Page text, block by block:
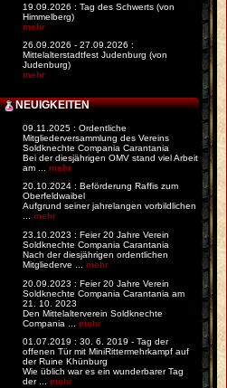
19.09.2026 : Tag des Schwerts (von
Himmelberg)
mehr
26.09.2026 - 27.09.2026 :
Mittelalterstadtfest Judenburg (von
Judenburg)
mehr
NEUIGKEITEN
09.11.2025 : Ordentliche
Mitgliederversammlung des Vereins
Soldknechte Compania Carantania
Bei der diesjährigen OMV stand viel Arbeit
am ... mehr
20.10.2024 : Beförderung Raffis zum
Oberfeldwaibel
Aufgrund seiner jahrelangen vorbildlichen
... mehr
23.10.2023 : Feier 20 Jahre Verein
Soldknechte Compania Carantania
Nach der diesjährigen ordentlichen
Mitgliederve ... mehr
20.09.2023 : Feier 20 Jahre Verein
Soldknechte Compania Carantania am
21. 10. 2023
Den Mittelalterverein Soldknechte
Compania ... mehr
01.07.2019 : 30. 6. 2019 - Tag der
offenen Tür mit MiniRittermehrkampf auf
der Ruine Khünburg
Wie üblich war es ein wunderbarer Tag
der ... mehr